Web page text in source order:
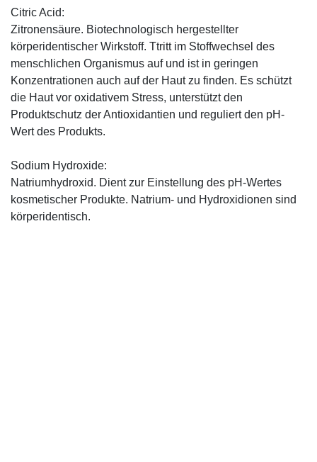
Citric Acid:
Zitronensäure. Biotechnologisch hergestellter
körperidentischer Wirkstoff. Ttritt im Stoffwechsel des
menschlichen Organismus auf und ist in geringen
Konzentrationen auch auf der Haut zu finden. Es schützt
die Haut vor oxidativem Stress, unterstützt den
Produktschutz der Antioxidantien und reguliert den pH-
Wert des Produkts.
Sodium Hydroxide:
Natriumhydroxid. Dient zur Einstellung des pH-Wertes
kosmetischer Produkte. Natrium- und Hydroxidionen sind
körperidentisch.